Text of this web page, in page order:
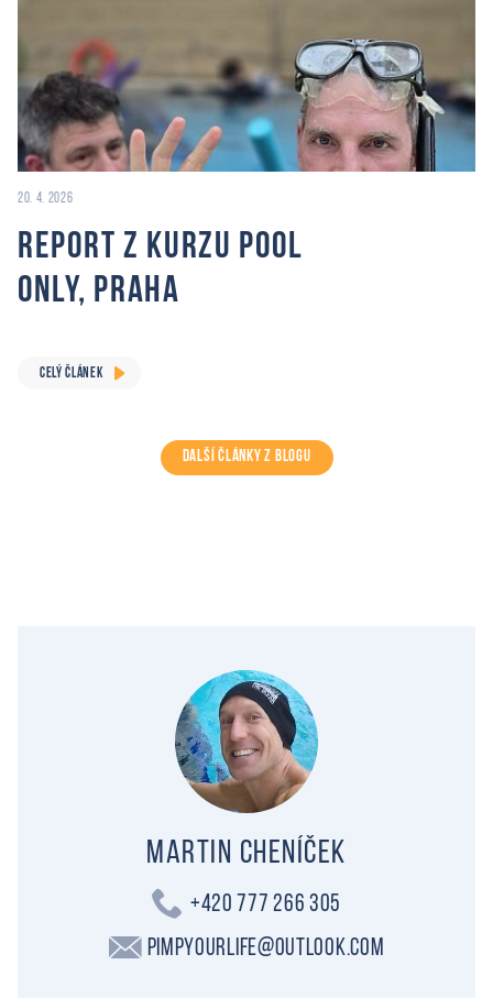
20. 4. 2026
Report z Kurzu Pool
Only, Praha
CELÝ ČLÁNEK
DALŠÍ ČLÁNKY Z BLOGU
Martin Cheníček
+420 777 266 305
PimpYourLife@outlook.com